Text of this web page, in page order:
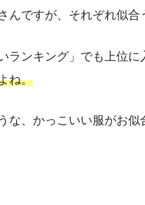
んですが、それぞれ似合
ランキング」でも上位に
ね。
な、かっこいい服がお似